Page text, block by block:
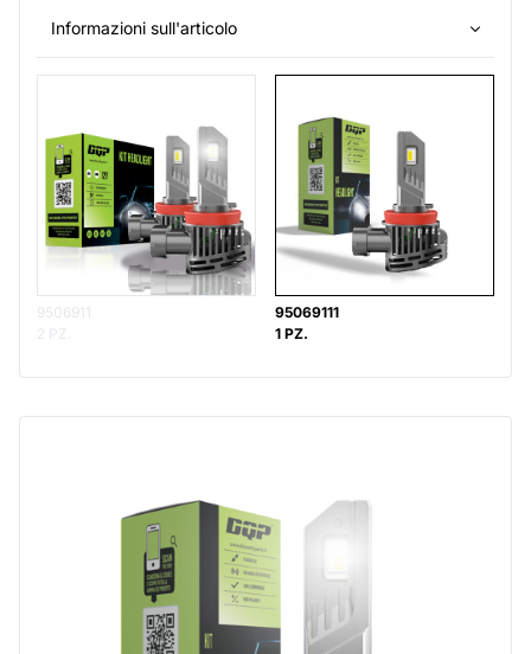
Informazioni sull'articolo
9506911
2 PZ.
95069111
1 PZ.